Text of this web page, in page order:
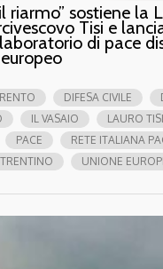
riarmo” sostiene la
Tisi e
di pace
DIFESA CIVILE
IL VASAIO
LAURO TISI
PACE
RETE ITALIANA
TRENTINO UNIONE